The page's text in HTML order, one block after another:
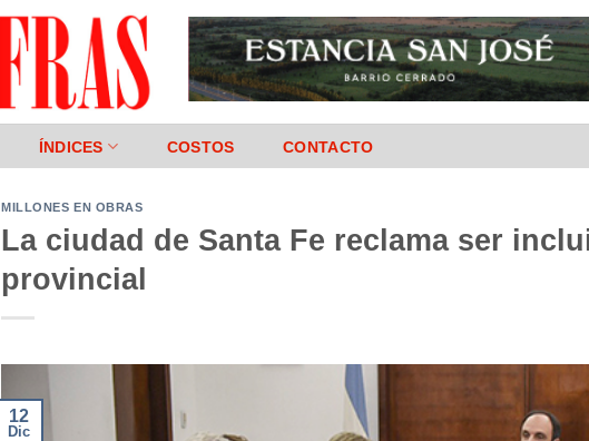
ÍNDICES COSTOS CONTACTO
MILLONES EN OBRAS
La ciudad de Santa Fe reclama ser
provincial
12
Dic